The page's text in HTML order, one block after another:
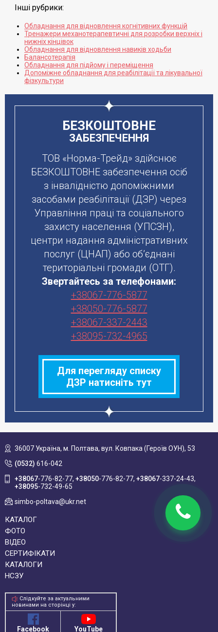
Iнші рубрики:
Обладнання для відновлення когнітивних функцій
Тренажери механотерапевтичні для розробки верхніх і
нижніх кінцівок
Обладнання для відновлення навиків ходьби
Балансотерапія
Обладнання для підйому і переміщення
Допоміжне обладнання для реабілітації та лікувальної
фізкультури
БЕЗКОШТОВНЕ
ЗАБЕЗПЕЧЕННЯ
ТОВ «Норма-Трейд» здійснює
БЕЗКОШТОВНЕ забезпечення осіб
з інвалідністю допоміжними
засобами реабілітації (ДЗР) через
Управління праці та соціального
захисту населення (УПСЗН),
центри надання адміністративних
послуг (ЦНАП) або об’єднані
територіальні громади (ОТГ).
Звертайтесь за телефонами:
+38067-776-5877
+38050-776-5877
+38067-337-2443
+38095-732-4965
Для перегляду списку
ДЗР натисніть тут
36007 Україна, м. Полтава, вул. Ковпака (Героїв ОУН), 53
(0532) 616-042
+38067-776-82-77 +38050-776-82-77 +38067-337-24-43
+38095-732-49-65
simbo-poltava@ukr.net
КАТАЛОГ
ФОТО
ВІДЕО
СЕРТИФІКАТИ
КАТАЛОГИ
НСЗУ
Слідкуйте за актуальними
новинами на сторінці у:
Facebook YouTube